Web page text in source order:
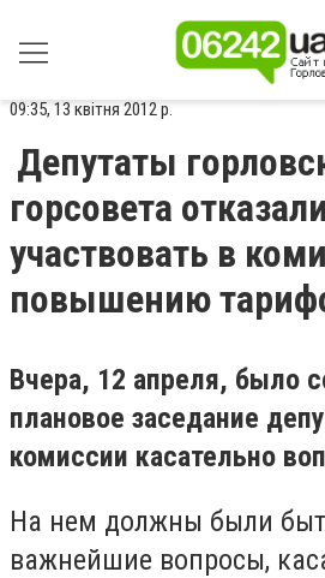
09:35, 13 квітня 2012 р.
Депутаты
горсовета
участвовать в
повышению
Вчера, 12 апреля, было
плановое заседание
комиссии касательно
На нем должны были
важнейшие вопросы,